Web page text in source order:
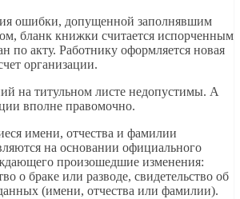
ошибки, допущенной заполнявшим
бланк книжки считается испорченным
по акту. Работнику оформляется новая
организации.
на титульном листе недопустимы. А
вполне правомочно.
имени, отчества и фамилии
на основании официального
произошедшие изменения:
о браке или разводе, свидетельство об
(имени, отчества или фамилии).